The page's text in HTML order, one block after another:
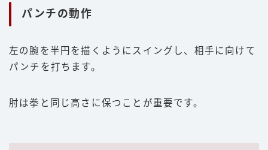
パンチの動作
左の腕を半円を描くようにスイングし、相手に向けて
パンチを打ちます。
肘は拳と同じ高さに保つことが重要です。